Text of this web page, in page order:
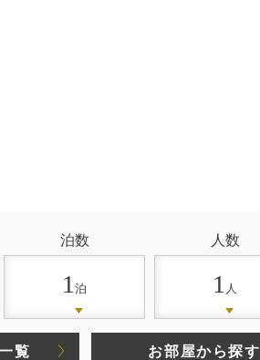
泊数
1 泊
人数
1 人
覧 お部屋から探す